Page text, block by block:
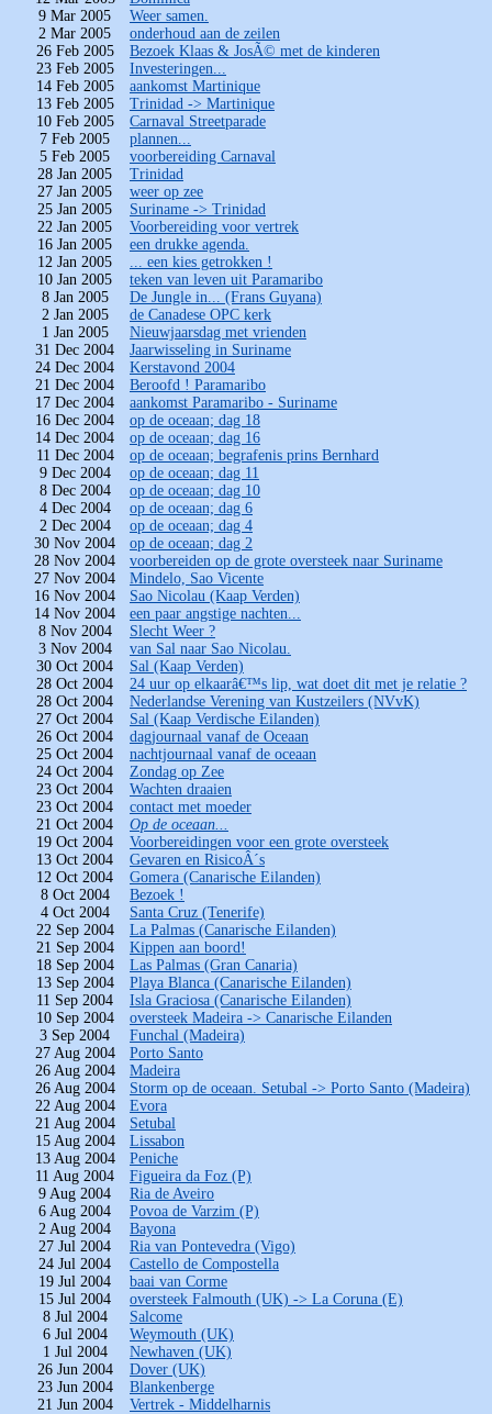
9 Mar 2005
Weer samen.
2 Mar 2005
onderhoud aan de zeilen
26 Feb 2005
Bezoek Klaas & JosÃ© met de kinderen
23 Feb 2005
Investeringen...
14 Feb 2005
aankomst Martinique
13 Feb 2005
Trinidad -> Martinique
10 Feb 2005
Carnaval Streetparade
7 Feb 2005
plannen...
5 Feb 2005
voorbereiding Carnaval
28 Jan 2005
Trinidad
27 Jan 2005
weer op zee
25 Jan 2005
Suriname -> Trinidad
22 Jan 2005
Voorbereiding voor vertrek
16 Jan 2005
een drukke agenda.
12 Jan 2005
... een kies getrokken !
10 Jan 2005
teken van leven uit Paramaribo
8 Jan 2005
De Jungle in... (Frans Guyana)
2 Jan 2005
de Canadese OPC kerk
1 Jan 2005
Nieuwjaarsdag met vrienden
31 Dec 2004
Jaarwisseling in Suriname
24 Dec 2004
Kerstavond 2004
21 Dec 2004
Beroofd ! Paramaribo
17 Dec 2004
aankomst Paramaribo - Suriname
16 Dec 2004
op de oceaan; dag 18
14 Dec 2004
op de oceaan; dag 16
11 Dec 2004
op de oceaan; begrafenis prins Bernhard
9 Dec 2004
op de oceaan; dag 11
8 Dec 2004
op de oceaan; dag 10
4 Dec 2004
op de oceaan; dag 6
2 Dec 2004
op de oceaan; dag 4
30 Nov 2004
op de oceaan; dag 2
28 Nov 2004
voorbereiden op de grote oversteek naar Suriname
27 Nov 2004
Mindelo, Sao Vicente
16 Nov 2004
Sao Nicolau (Kaap Verden)
14 Nov 2004
een paar angstige nachten...
8 Nov 2004
Slecht Weer ?
3 Nov 2004
van Sal naar Sao Nicolau.
30 Oct 2004
Sal (Kaap Verden)
28 Oct 2004
24 uur op elkaarâ€™s lip, wat doet dit met je relatie ?
28 Oct 2004
Nederlandse Verening van Kustzeilers (NVvK)
27 Oct 2004
Sal (Kaap Verdische Eilanden)
26 Oct 2004
dagjournaal vanaf de Oceaan
25 Oct 2004
nachtjournaal vanaf de oceaan
24 Oct 2004
Zondag op Zee
23 Oct 2004
Wachten draaien
23 Oct 2004
contact met moeder
21 Oct 2004
Op de oceaan...
19 Oct 2004
Voorbereidingen voor een grote oversteek
13 Oct 2004
Gevaren en RisicoÂ´s
12 Oct 2004
Gomera (Canarische Eilanden)
8 Oct 2004
Bezoek !
4 Oct 2004
Santa Cruz (Tenerife)
22 Sep 2004
La Palmas (Canarische Eilanden)
21 Sep 2004
Kippen aan boord!
18 Sep 2004
Las Palmas (Gran Canaria)
13 Sep 2004
Playa Blanca (Canarische Eilanden)
11 Sep 2004
Isla Graciosa (Canarische Eilanden)
10 Sep 2004
oversteek Madeira -> Canarische Eilanden
3 Sep 2004
Funchal (Madeira)
27 Aug 2004
Porto Santo
26 Aug 2004
Madeira
26 Aug 2004
Storm op de oceaan. Setubal -> Porto Santo (Madeira)
22 Aug 2004
Evora
21 Aug 2004
Setubal
15 Aug 2004
Lissabon
13 Aug 2004
Peniche
11 Aug 2004
Figueira da Foz (P)
9 Aug 2004
Ria de Aveiro
6 Aug 2004
Povoa de Varzim (P)
2 Aug 2004
Bayona
27 Jul 2004
Ria van Pontevedra (Vigo)
24 Jul 2004
Castello de Compostella
19 Jul 2004
baai van Corme
15 Jul 2004
oversteek Falmouth (UK) -> La Coruna (E)
8 Jul 2004
Salcome
6 Jul 2004
Weymouth (UK)
1 Jul 2004
Newhaven (UK)
26 Jun 2004
Dover (UK)
23 Jun 2004
Blankenberge
21 Jun 2004
Vertrek - Middelharnis